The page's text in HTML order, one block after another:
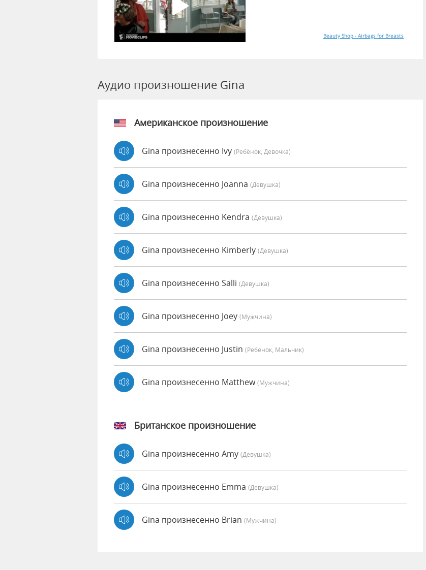
Beauty Shop - Airbags for Breasts
Аудио произношение Gina
Американское произношение
Gina произнесенно Ivy (Ребёнок, Девочка)
Gina произнесенно Joanna (девушка)
Gina произнесенно Kendra (девушка)
Gina произнесенно Kimberly (девушка)
Gina произнесенно Salli (девушка)
Gina произнесенно Joey (мужчина)
Gina произнесенно Justin (Ребёнок, Мальчик)
Gina произнесенно Matthew(мужчина)
Британское произношение
Gina произнесенно Amy (девушка)
Gina произнесенно Emma (девушка)
Gina произнесенно Brian (мужчина)